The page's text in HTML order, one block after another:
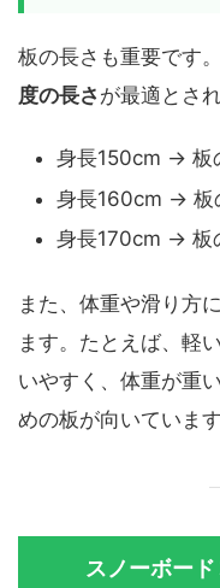
板の長さも重要です
度の長さ が最適とさ
身長150cm → 板
身長160cm → 板
身長170cm → 板
また、体重や滑り方
ます。たとえば、軽
いやすく、体重が重
めの板が向いています
スノーボー